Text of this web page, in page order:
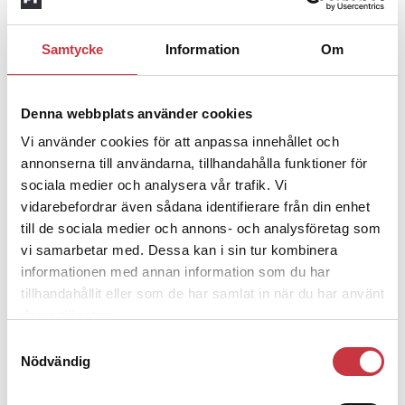
Samtycke Information Om
Denna webbplats använder cookies
Vi använder cookies för att anpassa innehållet och
annonserna till användarna, tillhandahålla funktioner för
sociala medier och analysera vår trafik. Vi
vidarebefordrar även sådana identifierare från din enhet
till de sociala medier och annons- och analysföretag som
vi samarbetar med. Dessa kan i sin tur kombinera
informationen med annan information som du har
tillhandahållit eller som de har samlat in när du har använt
Nödvändig
visst arbete, vanligen i form av kontant belopp; vanligen för mer
stadigvarande arbete. Men […]
9 april 2019
Lönesatsning
och långsiktighet
Ordförandeord
Den 15-procentiga polislöneökningen på tre år är i hamn. Ett
nödvändigt delmål är uppnått och resan mot ytterligare
polislöneökningar fortsätter. Fortsätter gör också uppbyggnaden av
ett väl fungerande karriär- och utvecklingssystem (KUV) kopplat till
lön.
27 mars 2019
”Man måste anpassa löneutvecklingen”
Aktuellt
löneutvecklingen. På Säkerhetspolisen däremot har höjningarna
legat nära det så kallade märket.